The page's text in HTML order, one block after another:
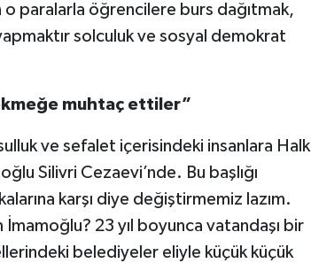
o paralarla öğrencilere burs dağıtmak,
solculuk ve sosyal demokrat
muhtaç ettiler”
ve sefalet içerisindeki insanlara Halk
Silivri Cezaevi’nde. Bu başlığı
karşı diye değiştirmemiz lazım.
23 yıl boyunca vatandaşı bir
belediyeler eliyle küçük küçük